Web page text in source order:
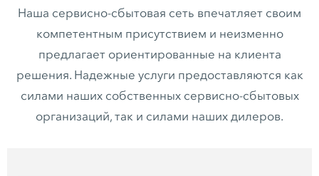
Наша сервисно-сбытовая сеть впечатляет своим
компетентным присутствием и неизменно
предлагает ориентированные на клиента
решения. Надежные услуги предоставляются как
силами наших собственных сервисно-сбытовых
организаций, так и силами наших дилеров.